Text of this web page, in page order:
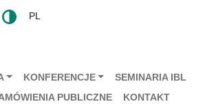
PL
KONFERENCJE
SEMINARIA IBL
PUBLICZNE KONTAKT